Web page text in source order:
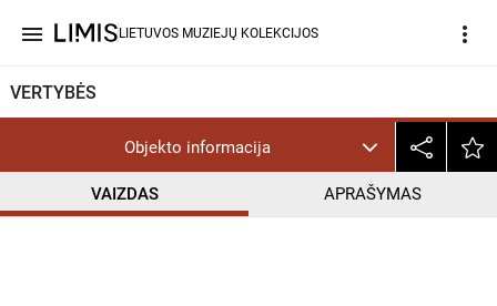
menu LIETUVOS MUZIEJŲ KOLEKCIJOS more_vert
VERTYBĖS
Objekto informacija
VAIZDAS APRAŠYMAS
CC BY-NC-ND